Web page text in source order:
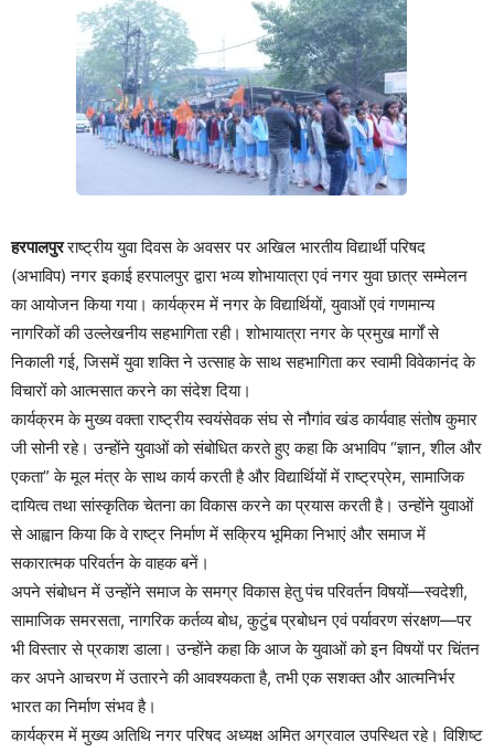
हरपालपुरराष्ट्रीय युवा दिवस के अवसर पर अखिल भारतीय विद्यार्थी परिषद
(अभाविप) नगर इकाई हरपालपुर द्वारा भव्य शोभायात्रा एवं नगर युवा छात्र सम्मेलन
का आयोजन किया गया। कार्यक्रम में नगर के विद्यार्थियों, युवाओं एवं गणमान्य
नागरिकों की उल्लेखनीय सहभागिता रही। शोभायात्रा नगर के प्रमुख मार्गों से
निकाली गई, जिसमें युवा शक्ति ने उत्साह के साथ सहभागिता कर स्वामी विवेकानंद के
विचारों को आत्मसात करने का संदेश दिया।
कार्यक्रम के मुख्य वक्ता राष्ट्रीय स्वयंसेवक संघ से नौगांव खंड कार्यवाह संतोष कुमार
जी सोनी रहे। उन्होंने युवाओं को संबोधित करते हुए कहा कि अभाविप “ज्ञान, शील और
एकता” के मूल मंत्र के साथ कार्य करती है और विद्यार्थियों में राष्ट्रप्रेम, सामाजिक
दायित्व तथा सांस्कृतिक चेतना का विकास करने का प्रयास करती है। उन्होंने युवाओं
से आह्वान किया कि वे राष्ट्र निर्माण में सक्रिय भूमिका निभाएं और समाज में
सकारात्मक परिवर्तन के वाहक बनें।
अपने संबोधन में उन्होंने समाज के समग्र विकास हेतु पंच परिवर्तन विषयों—स्वदेशी,
सामाजिक समरसता, नागरिक कर्तव्य बोध, कुटुंब प्रबोधन एवं पर्यावरण संरक्षण—पर
भी विस्तार से प्रकाश डाला। उन्होंने कहा कि आज के युवाओं को इन विषयों पर चिंतन
कर अपने आचरण में उतारने की आवश्यकता है, तभी एक सशक्त और आत्मनिर्भर
भारत का निर्माण संभव है।
कार्यक्रम में मुख्य अतिथि नगर परिषद अध्यक्ष अमित अग्रवाल उपस्थित रहे। विशिष्ट